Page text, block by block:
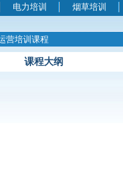
电力培训 烟草培训
营培训课程
课程大纲